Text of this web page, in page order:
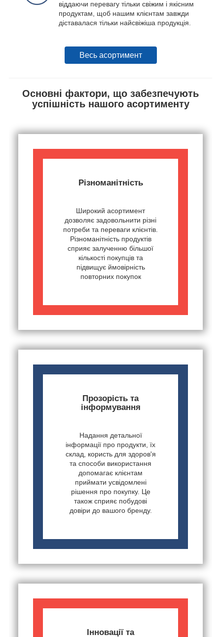
віддаючи перевагу тільки свіжим і якісним
продуктам, щоб нашим клієнтам завжди
діставалася тільки найсвіжіша продукція.
Весь асортимент
Основні фактори, що забезпечують
успішність нашого асортименту
Різноманітність
Широкий асортимент
дозволяє задовольнити різні
потреби та переваги клієнтів.
Різноманітність продуктів
сприяє залученню більшої
кількості покупців та
підвищує ймовірність
повторних покупок
Прозорість та
інформування
Надання детальної
інформації про продукти, їх
склад, користь для здоров'я
та способи використання
допомагає клієнтам
приймати усвідомлені
рішення про покупку. Це
також сприяє побудові
довіри до вашого бренду.
Інновації та